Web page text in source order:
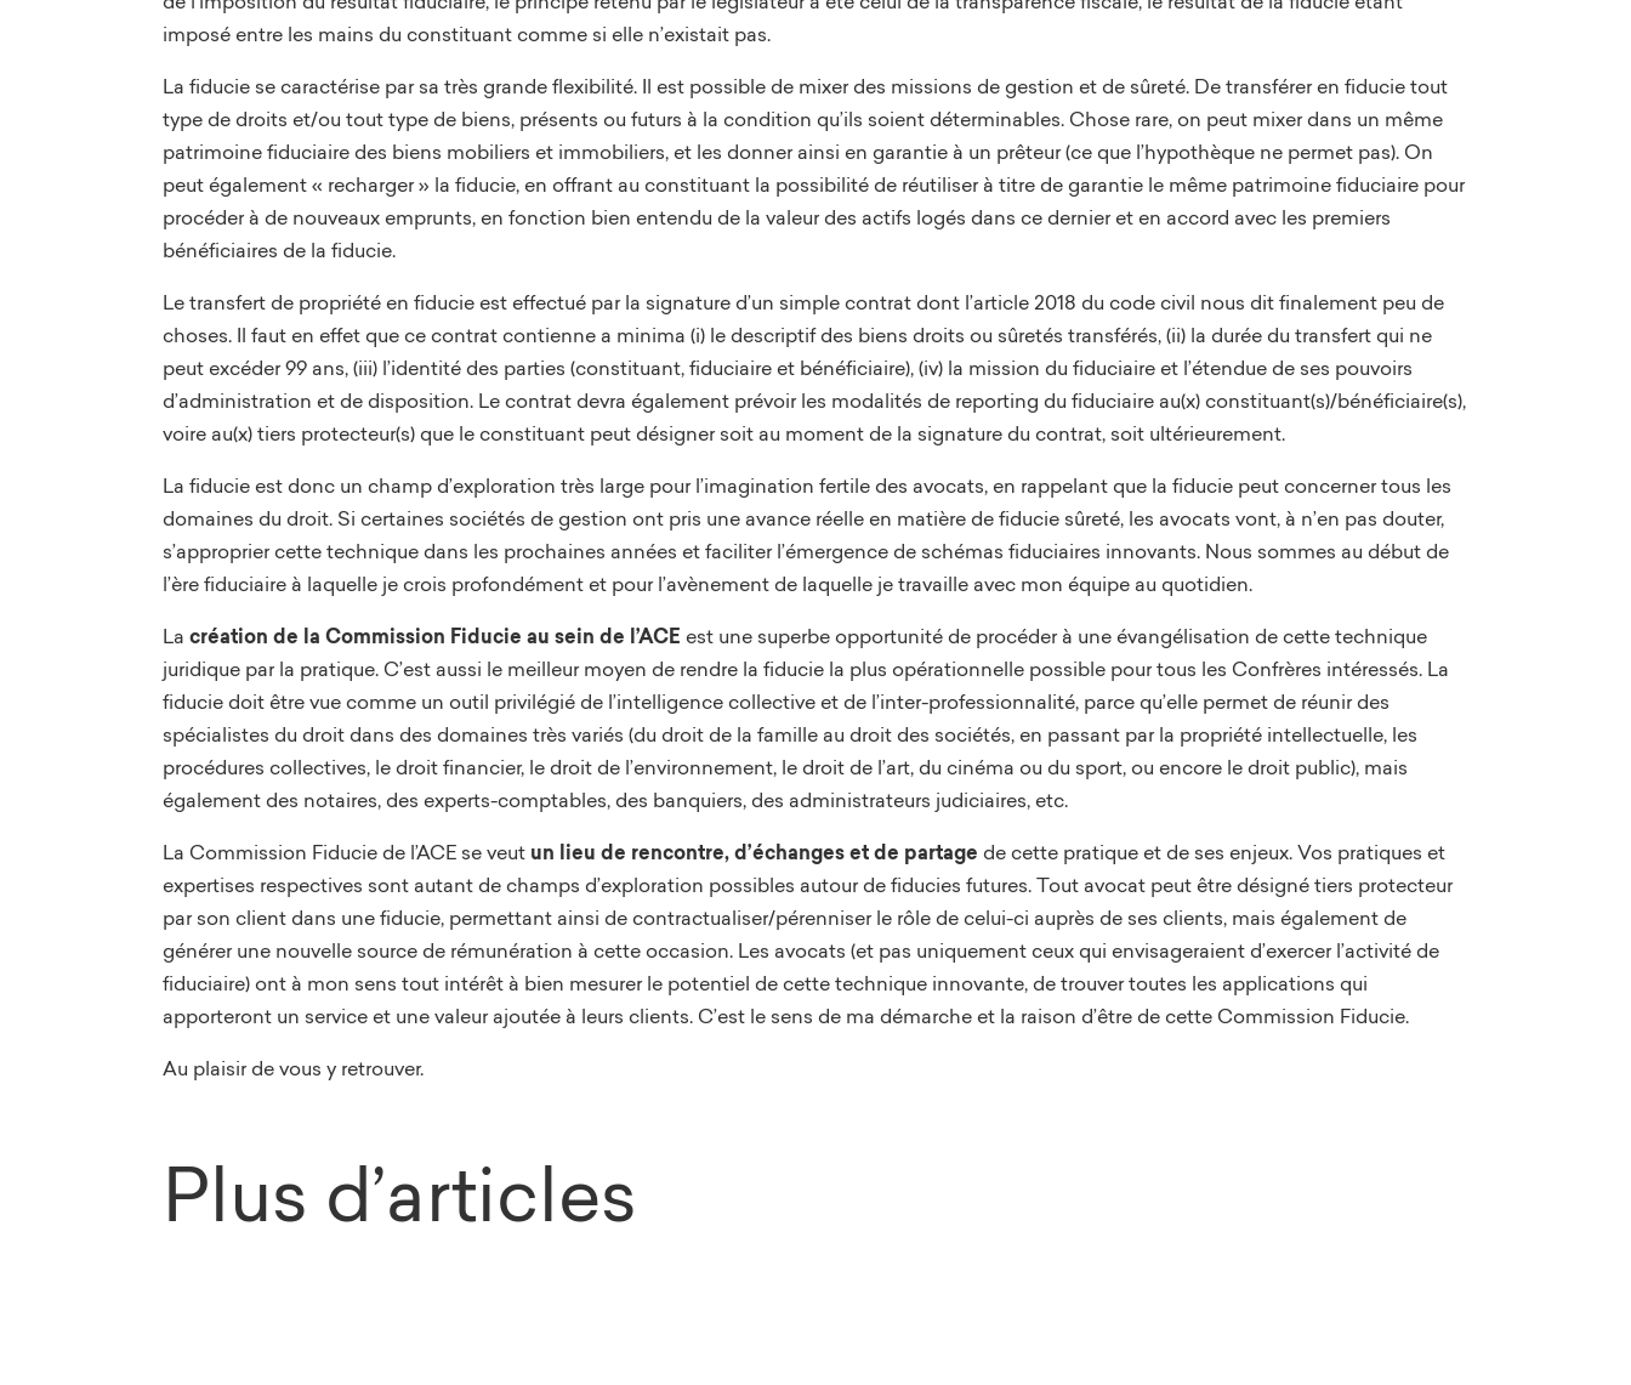
imposé entre les mains du constituant comme si elle n’existait pas.
La fiducie se caractérise par sa très grande flexibilité. Il est possible de mixer des missions de gestion et de sûreté. De transférer en fiducie tout
type de droits et/ou tout type de biens, présents ou futurs à la condition qu’ils soient déterminables. Chose rare, on peut mixer dans un même
patrimoine fiduciaire des biens mobiliers et immobiliers, et les donner ainsi en garantie à un prêteur (ce que l’hypothèque ne permet pas). On
peut également « recharger » la fiducie, en offrant au constituant la possibilité de réutiliser à titre de garantie le même patrimoine fiduciaire pour
procéder à de nouveaux emprunts, en fonction bien entendu de la valeur des actifs logés dans ce dernier et en accord avec les premiers
bénéficiaires de la fiducie.
Le transfert de propriété en fiducie est effectué par la signature d’un simple contrat dont l’article 2018 du code civil nous dit finalement peu de
choses. Il faut en effet que ce contrat contienne a minima (i) le descriptif des biens droits ou sûretés transférés, (ii) la durée du transfert qui ne
peut excéder 99 ans, (iii) l’identité des parties (constituant, fiduciaire et bénéficiaire), (iv) la mission du fiduciaire et l’étendue de ses pouvoirs
d’administration et de disposition. Le contrat devra également prévoir les modalités de reporting du fiduciaire au(x) constituant(s)/bénéficiaire(s),
voire au(x) tiers protecteur(s) que le constituant peut désigner soit au moment de la signature du contrat, soit ultérieurement.
La fiducie est donc un champ d’exploration très large pour l’imagination fertile des avocats, en rappelant que la fiducie peut concerner tous les
domaines du droit. Si certaines sociétés de gestion ont pris une avance réelle en matière de fiducie sûreté, les avocats vont, à n’en pas douter,
s’approprier cette technique dans les prochaines années et faciliter l’émergence de schémas fiduciaires innovants. Nous sommes au début de
l’ère fiduciaire à laquelle je crois profondément et pour l’avènement de laquelle je travaille avec mon équipe au quotidien.
Lacréation de la Commission Fiducie au sein de l’ACE est une superbe opportunité de procéder à une évangélisation de cette technique
juridique par la pratique. C’est aussi le meilleur moyen de rendre la fiducie la plus opérationnelle possible pour tous les Confrères intéressés. La
fiducie doit être vue comme un outil privilégié de l’intelligence collective et de l’inter-professionnalité, parce qu’elle permet de réunir des
spécialistes du droit dans des domaines très variés (du droit de la famille au droit des sociétés, en passant par la propriété intellectuelle, les
procédures collectives, le droit financier, le droit de l’environnement, le droit de l’art, du cinéma ou du sport, ou encore le droit public), mais
également des notaires, des experts-comptables, des banquiers, des administrateurs judiciaires, etc.
La Commission Fiducie de l’ACE se veut un lieu de rencontre, d’échanges et de partage de cette pratique et de ses enjeux. Vos pratiques et
expertises respectives sont autant de champs d’exploration possibles autour de fiducies futures. Tout avocat peut être désigné tiers protecteur
par son client dans une fiducie, permettant ainsi de contractualiser/pérenniser le rôle de celui-ci auprès de ses clients, mais également de
générer une nouvelle source de rémunération à cette occasion. Les avocats (et pas uniquement ceux qui envisageraient d’exercer l’activité de
fiduciaire) ont à mon sens tout intérêt à bien mesurer le potentiel de cette technique innovante, de trouver toutes les applications qui
apporteront un service et une valeur ajoutée à leurs clients. C’est le sens de ma démarche et la raison d’être de cette Commission Fiducie.
Au plaisir de vous y retrouver.
Plus d’articles